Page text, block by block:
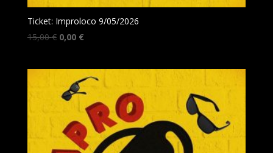
Ticket: Improloco 9/05/2026
15,00€ Le
était :
15,00 €.
0,00 €Le
est :
0,00 €.